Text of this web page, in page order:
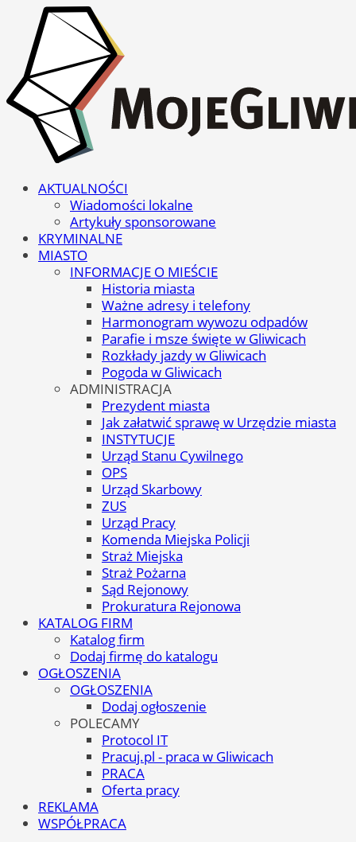
AKTUALNOŚCI
Wiadomości lokalne
Artykuły sponsorowane
KRYMINALNE
MIASTO
INFORMACJE O MIEŚCIE
Historia miasta
Ważne adresy i telefony
Harmonogram wywozu odpadów
Parafie i msze święte w Gliwicach
Rozkłady jazdy w Gliwicach
Pogoda w Gliwicach
ADMINISTRACJA
Prezydent miasta
Jak załatwić sprawę w Urzędzie miasta
INSTYTUCJE
Urząd Stanu Cywilnego
OPS
Urząd Skarbowy
ZUS
Urząd Pracy
Komenda Miejska Policji
Straż Miejska
Straż Pożarna
Sąd Rejonowy
Prokuratura Rejonowa
KATALOG FIRM
Katalog firm
Dodaj firmę do katalogu
OGŁOSZENIA
OGŁOSZENIA
Dodaj ogłoszenie
POLECAMY
Protocol IT
Pracuj.pl - praca w Gliwicach
PRACA
Oferta pracy
REKLAMA
WSPÓŁPRACA